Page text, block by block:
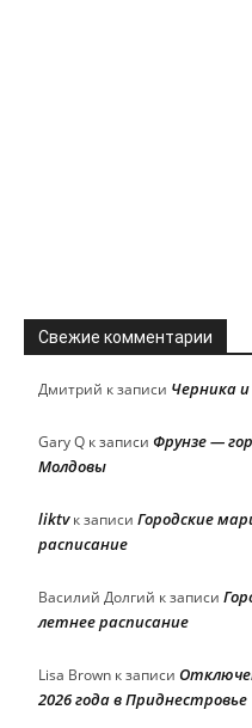
Свежие комментарии
Дмитрий к записи Черника и
Gary Q к записи Фрунзе —
Молдовы
liktvк записи Городские
расписание
Василий Долгий к записи
летнее расписание
Lisa Brown к записи
2026 года в Приднестровье